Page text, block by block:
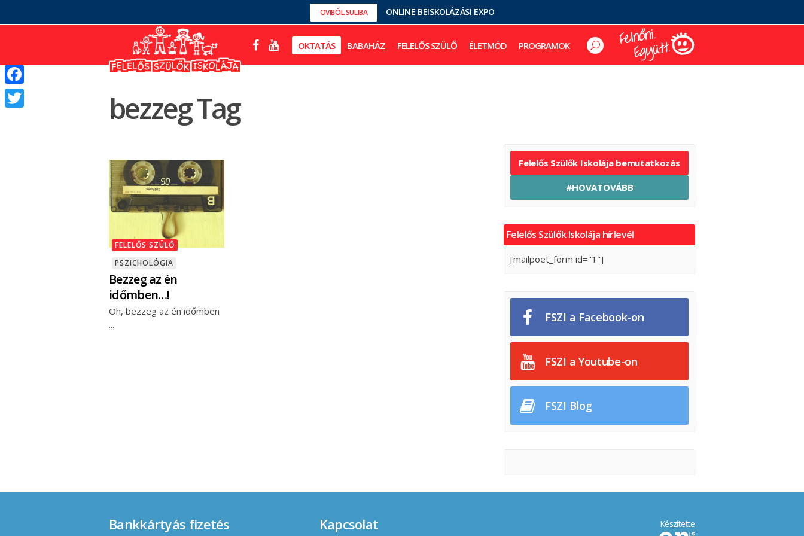
OVIBÓL SULIBA ONLINE BEISKOLÁZÁSI EXPO
OKTATÁS BABAHÁZ FELELŐS SZÜLŐ ÉLETMÓD PROGRAMOK
bezzeg Tag
FELELŐS SZÜLŐ
PSZICHOLÓGIA
Bezzeg az én
időmben…!
Oh, bezzeg az én időmben
Felelős Szülők Iskolája bemutatkozás
#HOVATOVÁBB
Felelős Szülők Iskolája hírlevél
[mailpoet_form id="1"]
FSZI a Facebook-on
FSZI a Youtube-on
FSZI Blog
Bankkártyás fizetés Kapcsolat Készítette
Facebook